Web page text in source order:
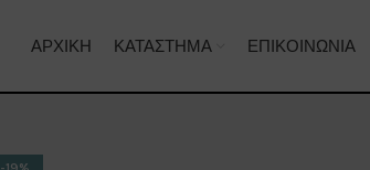
ΑΡΧΙΚΉ ΚΑΤΆΣΤΗΜΑ ΕΠΙΚΟΙΝΩΝΊΑ